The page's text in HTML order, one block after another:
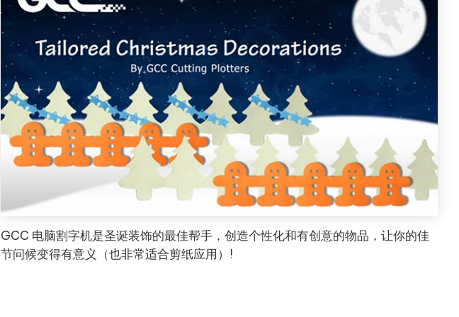
GCC 电脑割字机是圣诞装饰的最佳帮手，创造个性化和有创意的物品，让你的佳
节问候变得有意义（也非常适合剪纸应用）!